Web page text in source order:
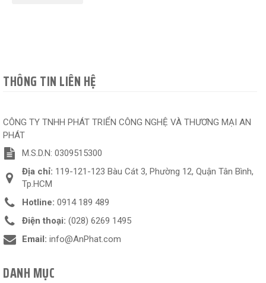
THÔNG TIN LIÊN HỆ
CÔNG TY TNHH PHÁT TRIỂN CÔNG NGHỆ VÀ THƯƠNG MẠI AN
PHÁT
M.S.D.N: 0309515300
Địa chỉ: 119-121-123 Bàu Cát 3, Phường 12, Quận Tân Bình,
Tp.HCM
Hotline: 0914 189 489
Điện thoại: (028) 6269 1495
Email: info@AnPhat.com
DANH MỤC